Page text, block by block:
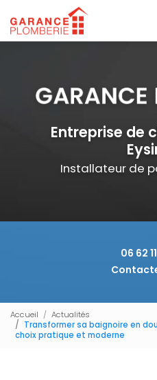
au
contenu
principal
Entreprise de
Installateur de
06 62
Accueil
Actualités
Transformer sa baignoire en
choix pratique et moderne